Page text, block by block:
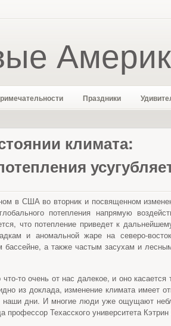
Праздники
климата:
в США во вторник и посвященном
потепления напрямую
что потепление приведет к
и аномальной жаре на северо-
бассейне, а также частым засухам и
то очень от нас далекое, и оно касается
из доклада, изменение климата имеет
дни. И многие люди уже ощущают
Техасского университета